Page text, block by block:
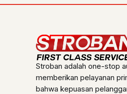
Stroban adalah one-stop
memberikan pelayanan
bahwa kepuasan